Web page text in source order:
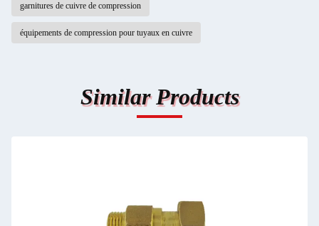
garnitures de cuivre de compression
équipements de compression pour tuyaux en cuivre
Similar Products